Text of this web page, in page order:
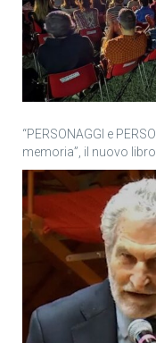
“PERSONAGGI e
memoria”, il nuovo